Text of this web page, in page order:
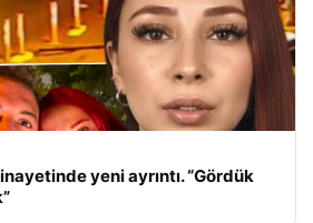
yeni ayrıntı. “Gördük